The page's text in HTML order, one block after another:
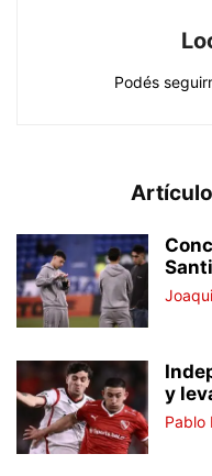
Podés
y
Pablo